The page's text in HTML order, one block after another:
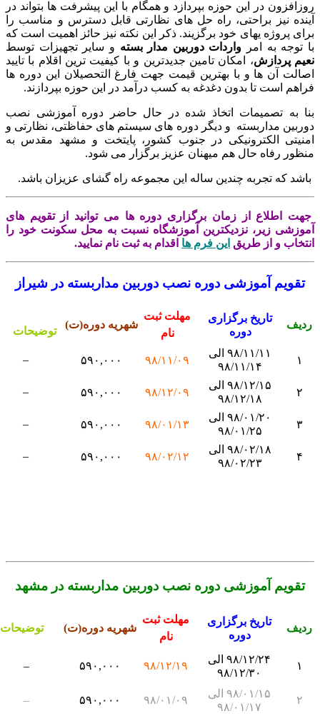
در این حوزه بپردازد و همگام با این پیشرفت ها بتواند در
نیز براحتی، راه حل های نظارتی قابل دسترس و مناسب را
پروژه یهای خود برگزیند. ذکر این نکته نیز حائز اهمیت است که
توجه به امرواردات دوربین مدار بستهو سایر تجهیزات توسط
پردازش، امکان تامین جدیدترین و با کیفیت ترین اقلام با تایید
آن ها و با بهترین قیمت جهت فارغ التحصیلان این دوره ها
است تا بدون دغدغه به کسب درآمد در این حوزه بپردازند.
به تصمیمات اتخاذ شده در حال حاضر دوره آموزشی نصب
مداربسته و دیگر دوره های سیستم های حفاظتی، نظارتی و
الکترونیکی در جنوب کشور، پایتخت و مشهد مقدس به
رفاه حال هم میهنان عزیز برگزار می شود.
که تجربه چندین ساله این مجموعه راه گشای عزیزان باشد.
اطلاع از زمان برگزاری دوره ها می توانید از تقویم های
زیر، نزدیکترین آموزشگاه نسبت به محل سکونت خود را
و از طریقاین فرم ها اقدام به ثبت نام نمایید.
تقویم آموزشی دوره نصب دوربین مداربسته در شیراز
تاریخ برگزاری
دوره
مهلت ثبت
نام
شهریه دوره(ت)
توضیحات
۹۸/۱۱/۱۱ الی
۹۸/۱۱/۱۴
۹۸/۱۱/۰۹ ۵۹۰,۰۰۰
۹۸/۱۲/۱۵ الی
۹۸/۱۲/۱۸
۹۸/۱۲/۰۹ ۵۹۰,۰۰۰
۹۸/۰۱/۲۰ الی
۹۸/۰۱/۲۵
۹۸/۰۱/۱۳ ۵۹۰,۰۰۰
۹۸/۰۲/۱۸ الی
۹۸/۰۲/۲۳
۹۸/۰۲/۱۲ ۵۹۰,۰۰۰
تقویم آموزشی دوره نصب دوربین مداربسته در مشهد
تاریخ برگزاری
دوره
مهلت ثبت
نام
شهریه دوره(ت) توضیحات
۹۸/۱۲/۲۴ الی
۹۸/۱۲/۳۰
۹۸/۱۲/۱۹ ۵۹۰,۰۰۰
۹۸/۰۱/۱۵ الی
۹۸/۰۱/۱۷
۹۸/۰۱/۰۹ ۵۹۰,۰۰۰